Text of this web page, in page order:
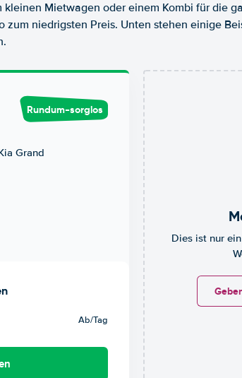
Mietwagen oder einem Kombi für die
zum niedrigsten Preis. Unten stehen einige
Rundum-sorglos
Ab/Tag
Dies ist nur